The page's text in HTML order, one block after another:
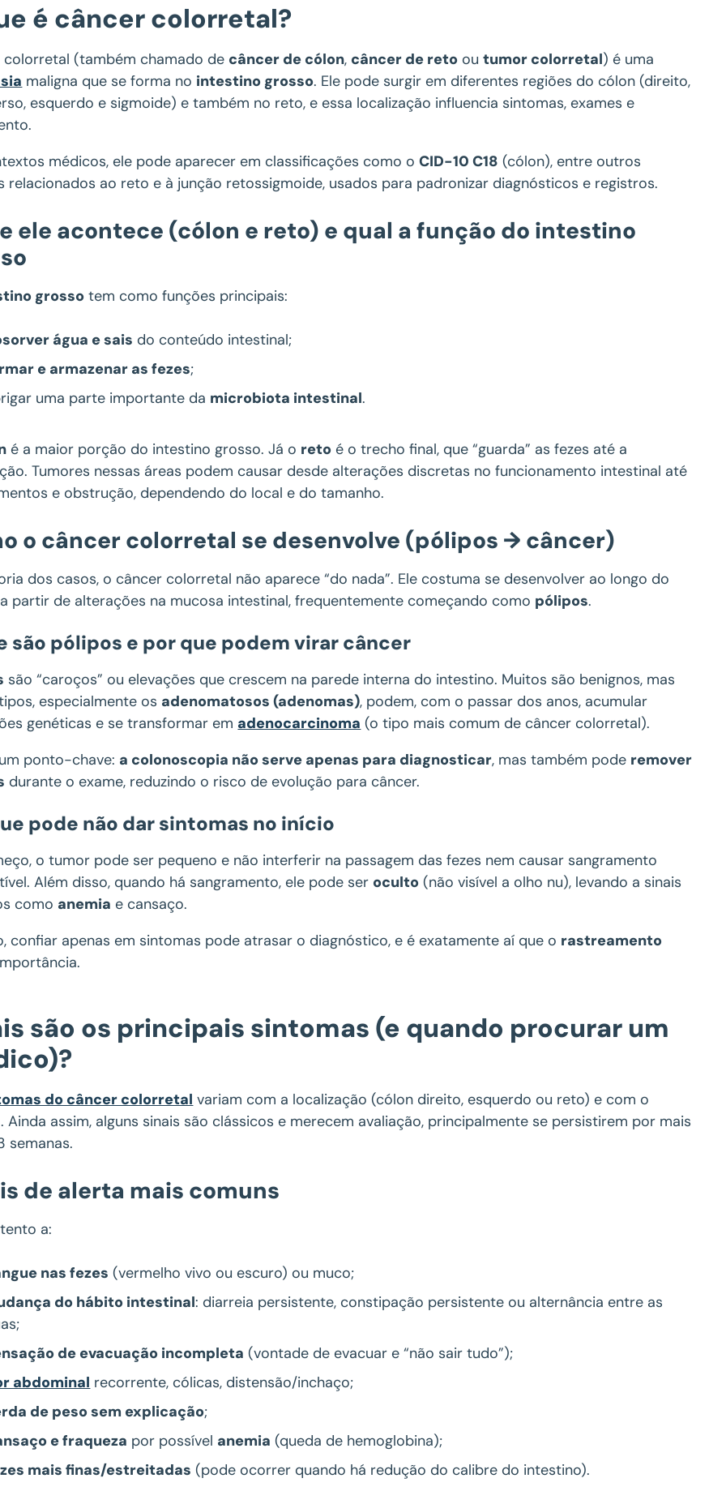
é câncer colorretal?
colorretal (também chamado de câncer de cólon, câncer de reto outumor colorretal) é uma
maligna que se forma no intestino grosso. Ele pode surgir em diferentes regiões do cólon (direito,
esquerdo e sigmoide) e também no reto, e essa localização influencia sintomas, exames e
médicos, ele pode aparecer em classificações como oCID-10 C18 (cólon), entre outros
relacionados ao reto e à junção retossigmoide, usados para padronizar diagnósticos e registros.
ele acontece (cólon e reto) e qual a função do intestino
grosso tem como funções principais:
água e sais do conteúdo intestinal;
e armazenar as fezes;
uma parte importante da microbiota intestinal.
é a maior porção do intestino grosso. Já o reto é o trecho final, que “guarda” as fezes até a
Tumores nessas áreas podem causar desde alterações discretas no funcionamento intestinal até
e obstrução, dependendo do local e do tamanho.
o câncer colorretal se desenvolve (pólipos → câncer)
dos casos, o câncer colorretal não aparece “do nada”. Ele costuma se desenvolver ao longo do
partir de alterações na mucosa intestinal, frequentemente começando como pólipos.
são pólipos e por que podem virar câncer
são “caroços” ou elevações que crescem na parede interna do intestino. Muitos são benignos, mas
especialmente os adenomatosos (adenomas), podem, com o passar dos anos, acumular
genéticas e se transformar em adenocarcinoma (o tipo mais comum de câncer colorretal).
ponto-chave: a colonoscopia não serve apenas para diagnosticar, mas também pode remover
durante o exame, reduzindo o risco de evolução para câncer.
pode não dar sintomas no início
o tumor pode ser pequeno e não interferir na passagem das fezes nem causar sangramento
Além disso, quando há sangramento, ele pode ser oculto (não visível a olho nu), levando a sinais
como anemia e cansaço.
confiar apenas em sintomas pode atrasar o diagnóstico, e é exatamente aí que o rastreamento
são os principais sintomas (e quando procurar um
do câncer colorretal variam com a localização (cólon direito, esquerdo ou reto) e com o
Ainda assim, alguns sinais são clássicos e merecem avaliação, principalmente se persistirem por mais
semanas.
de alerta mais comuns
a:
nas fezes (vermelho vivo ou escuro) ou muco;
do hábito intestinal: diarreia persistente, constipação persistente ou alternância entre as
de evacuação incompleta (vontade de evacuar e “não sair tudo”);
abdominal recorrente, cólicas, distensão/inchaço;
de peso sem explicação;
e fraqueza por possível anemia (queda de hemoglobina);
mais finas/estreitadas (pode ocorrer quando há redução do calibre do intestino).